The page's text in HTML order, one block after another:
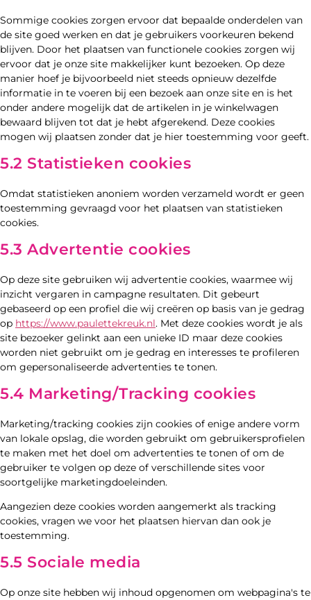
Sommige cookies zorgen ervoor dat bepaalde onderdelen van
de site goed werken en dat je gebruikers voorkeuren bekend
blijven. Door het plaatsen van functionele cookies zorgen wij
ervoor dat je onze site makkelijker kunt bezoeken. Op deze
manier hoef je bijvoorbeeld niet steeds opnieuw dezelfde
informatie in te voeren bij een bezoek aan onze site en is het
onder andere mogelijk dat de artikelen in je winkelwagen
bewaard blijven tot dat je hebt afgerekend. Deze cookies
mogen wij plaatsen zonder dat je hier toestemming voor geeft.
5.2 Statistieken cookies
Omdat statistieken anoniem worden verzameld wordt er geen
toestemming gevraagd voor het plaatsen van statistieken
cookies.
5.3 Advertentie cookies
Op deze site gebruiken wij advertentie cookies, waarmee wij
inzicht vergaren in campagne resultaten. Dit gebeurt
gebaseerd op een profiel die wij creëren op basis van je gedrag
op https://www.paulettekreuk.nl. Met deze cookies wordt je als
site bezoeker gelinkt aan een unieke ID maar deze cookies
worden niet gebruikt om je gedrag en interesses te profileren
om gepersonaliseerde advertenties te tonen.
5.4 Marketing/Tracking cookies
Marketing/tracking cookies zijn cookies of enige andere vorm
van lokale opslag, die worden gebruikt om gebruikersprofielen
te maken met het doel om advertenties te tonen of om de
gebruiker te volgen op deze of verschillende sites voor
soortgelijke marketingdoeleinden.
Aangezien deze cookies worden aangemerkt als tracking
cookies, vragen we voor het plaatsen hiervan dan ook je
toestemming.
5.5 Sociale media
Op onze site hebben wij inhoud opgenomen om webpagina's te